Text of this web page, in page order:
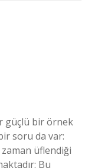
güçlü bir örnek
soru da var:
üflendiği
Bu